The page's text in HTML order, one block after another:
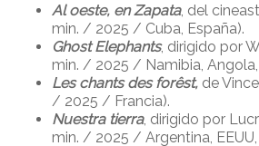
Al oeste, en Zapata, del
min. / 2025 / Cuba, España).
Ghost Elephants, dirigido por
min. / 2025 / Namibia,
Les chants des forêst, de
/ 2025 / Francia).
Nuestra tierra, dirigido por
min. / 2025 / Argentina, EEUU,